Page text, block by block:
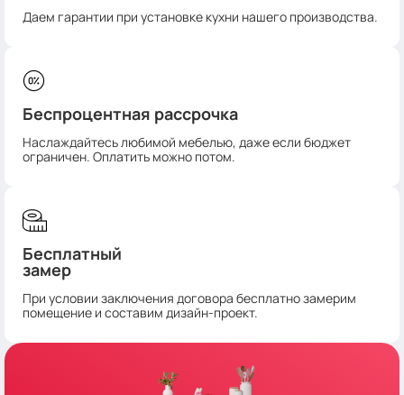
Даем гарантии при установке кухни нашего производства.
Беспроцентная рассрочка
Наслаждайтесь любимой мебелью, даже если бюджет
ограничен. Оплатить можно потом.
Бесплатный
замер
При условии заключения договора бесплатно замерим
помещение и составим дизайн-проект.